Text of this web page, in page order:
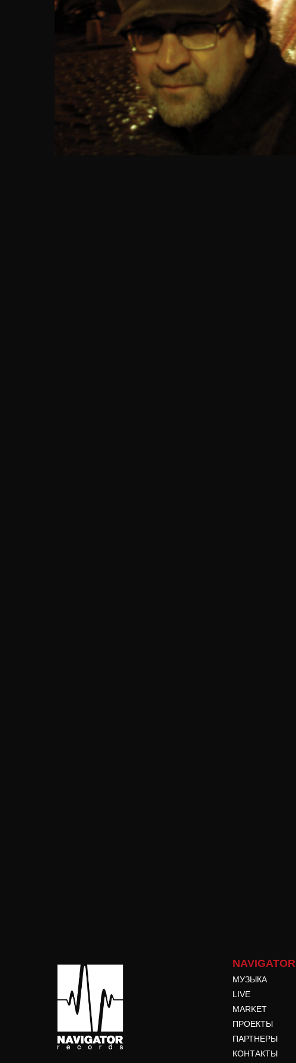
NAVIGATOR
МУЗЫКА
LIVE
MARKET
ПРОЕКТЫ
ПАРТНЕРЫ
КОНТАКТЫ